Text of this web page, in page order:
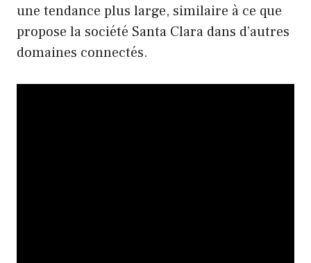
une tendance plus large, similaire à ce que
propose la société Santa Clara dans d’autres
domaines connectés.